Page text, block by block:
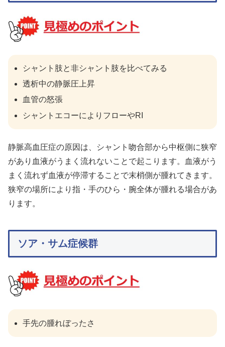
シャント肢と非シャント肢を比べてみる
透析中の静脈圧上昇
血管の怒張
シャントエコーによりフローやRI
静脈高血圧症の原因は、シャント吻合部から中枢側に狭窄
があり血液がうまく流れないことで起こります。血液がう
まく流れず血液が停滞することで末梢側が腫れてきます。
狭窄の場所により指・手のひら・腕全体が腫れる場合があ
ります。
ソア・サム症候群
手先の腫れぼったさ